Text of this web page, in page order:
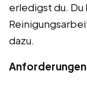
erledigst du.
dazu.